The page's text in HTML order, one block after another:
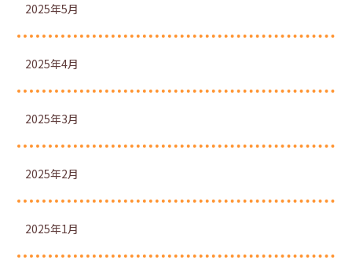
2025年5月
2025年4月
2025年3月
2025年2月
2025年1月